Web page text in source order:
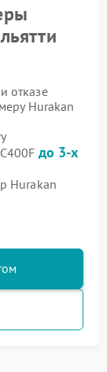
отказе
Hurakan
до 3-х
Hurakan